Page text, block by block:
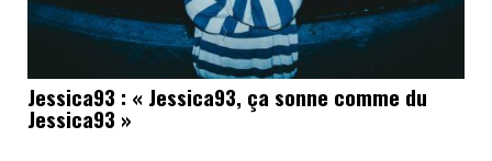
Jessica93 : « Jessica93, ça sonne comme du
Jessica93 »